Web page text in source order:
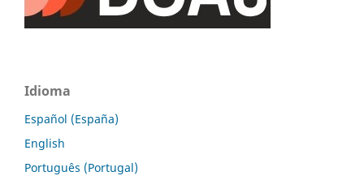
Idioma
Español (España)
English
Português (Portugal)